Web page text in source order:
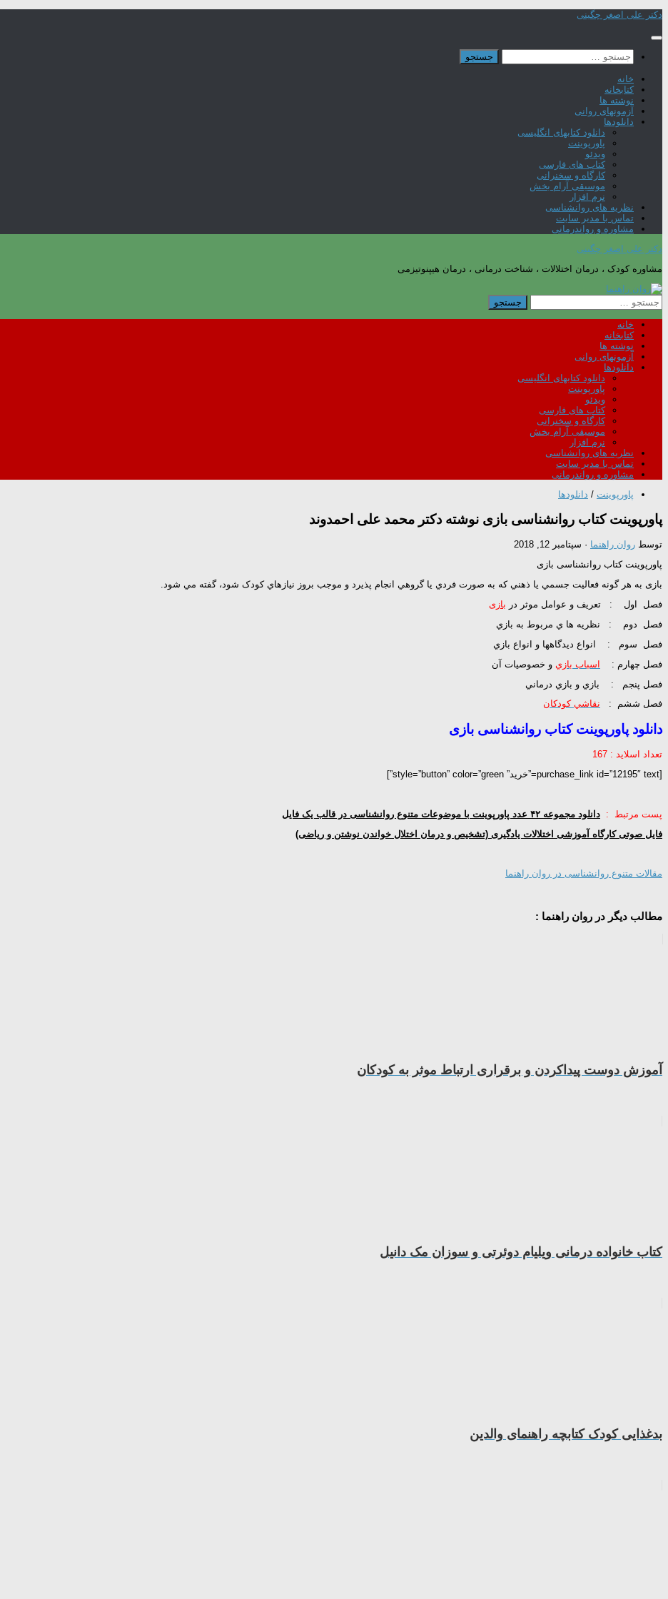
Skip
content
دکتر علی اصغر چگینی
جستجو
برای:
خانه
کتابخانه
نوشته ها
آزمونهای روانی
دانلودها
دانلود کتابهای انگلیسی
پاورپوینت
ویدئو
کتاب های فارسی
کارگاه و سخنرانی
موسیقی آرام بخش
نرم افزار
نظریه های روانشناسی
تماس با مدیر سایت
مشاوره و رواندرمانی
دکتر علی اصغر چگینی
مشاوره کودک ، درمان اختلالات ، شناخت درمانی ، درمان هیپنوتیزمی
جستجو
برای:
خانه
کتابخانه
نوشته ها
آزمونهای روانی
دانلودها
دانلود کتابهای انگلیسی
پاورپوینت
ویدئو
کتاب های فارسی
کارگاه و سخنرانی
موسیقی آرام بخش
نرم افزار
نظریه های روانشناسی
تماس با مدیر سایت
مشاوره و رواندرمانی
پاورپوینت / دانلودها
پاورپوینت کتاب روانشناسی بازی نوشته دکتر محمد علی احمدوند
توسط روان راهنما · سپتامبر 12, 2018
پاورپوینت کتاب روانشناسی بازی
بازی به هر گونه فعاليت جسمي يا ذهني که به صورت فردي يا گروهي انجام پذيرد و موجب بروز نيازهاي کودک شود، گفته مي شود.
فصل اول : تعريف و عوامل موثر در بازی
فصل دوم : نظريه ها ي مربوط به بازي
فصل سوم : انواع ديدگاهها و انواع بازي
فصل چهارم : اسباب بازي و خصوصيات آن
فصل پنجم : بازي و بازي درماني
فصل ششم : نقاشي كودكان
دانلود پاورپوینت کتاب روانشناسی بازی
تعداد اسلاید : 167
[purchase_link id=”12195″ text=”خرید” style=”button” color=”green”]
پست مرتبط : دانلود مجموعه ۴۲ عدد پاورپوینت با موضوعات متنوع روانشناسی در قالب یک فایل
فایل صوتی کارگاه آموزشی اختلالات یادگیری (تشخیص و درمان اختلال خواندن نوشتن و ریاضی)
مقالات متنوع روانشناسی در روان راهنما
مطالب دیگر در روان راهنما :
آموزش دوست پیداکردن و برقراری ارتباط موثر به کودکان
کتاب خانواده درمانی ویلیام دوئرتی و سوزان مک دانیل
بدغذایی کودک کتابچه راهنمای والدین